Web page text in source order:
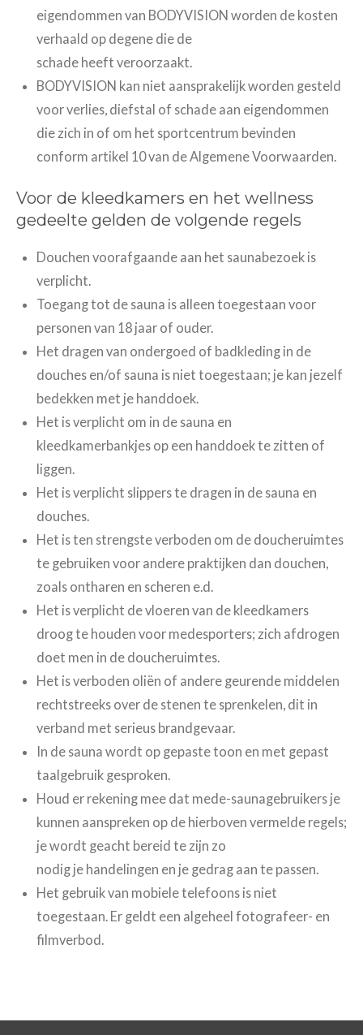
eigendommen van BODYVISION worden de kosten
verhaald op degene die de
schade heeft veroorzaakt.
BODYVISION kan niet aansprakelijk worden gesteld
voor verlies, diefstal of schade aan eigendommen
die zich in of om het sportcentrum bevinden
conform artikel 10 van de Algemene Voorwaarden.
Voor de kleedkamers en het wellness
gedeelte gelden de volgende regels
Douchen voorafgaande aan het saunabezoek is
verplicht.
Toegang tot de sauna is alleen toegestaan voor
personen van 18 jaar of ouder.
Het dragen van ondergoed of badkleding in de
douches en/of sauna is niet toegestaan; je kan jezelf
bedekken met je handdoek.
Het is verplicht om in de sauna en
kleedkamerbankjes op een handdoek te zitten of
liggen.
Het is verplicht slippers te dragen in de sauna en
douches.
Het is ten strengste verboden om de doucheruimtes
te gebruiken voor andere praktijken dan douchen,
zoals ontharen en scheren e.d.
Het is verplicht de vloeren van de kleedkamers
droog te houden voor medesporters; zich afdrogen
doet men in de doucheruimtes.
Het is verboden oliën of andere geurende middelen
rechtstreeks over de stenen te sprenkelen, dit in
verband met serieus brandgevaar.
In de sauna wordt op gepaste toon en met gepast
taalgebruik gesproken.
Houd er rekening mee dat mede-saunagebruikers je
kunnen aanspreken op de hierboven vermelde regels;
je wordt geacht bereid te zijn zo
nodig je handelingen en je gedrag aan te passen.
Het gebruik van mobiele telefoons is niet
toegestaan. Er geldt een algeheel fotografeer- en
filmverbod.